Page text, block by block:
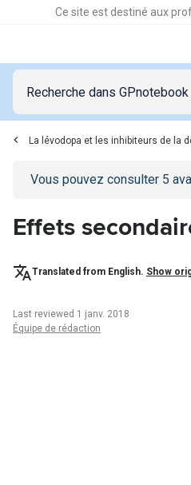
Ce site est destiné aux
La lévodopa et les inhibiteurs de la
Go to/se-connecterpage
Vous pouvez consulter 5
Effets
Translated from English. Show
Last reviewed 1 janv. 2018
Équipe de rédaction